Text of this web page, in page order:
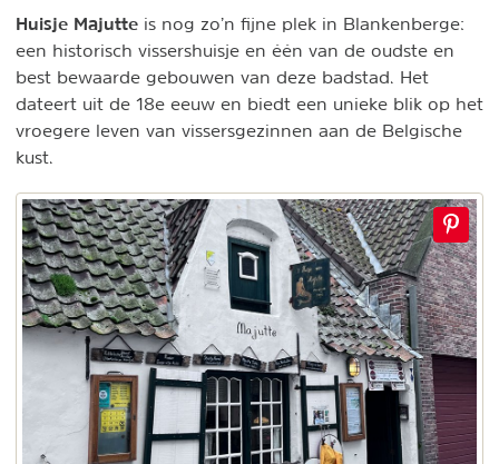
Huisje Majutte is nog zo’n fijne plek in Blankenberge:
een historisch vissershuisje en één van de oudste en
best bewaarde gebouwen van deze badstad. Het
dateert uit de 18e eeuw en biedt een unieke blik op het
vroegere leven van vissersgezinnen aan de Belgische
kust.